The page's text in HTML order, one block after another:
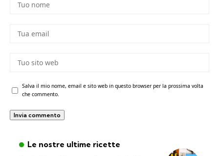
Salva il mio nome, email e sito web in questo browser per la prossima volta
che commento.
Le nostre ultime ricette